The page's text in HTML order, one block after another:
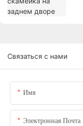
Связаться с нами
Имя
Электронная Почта